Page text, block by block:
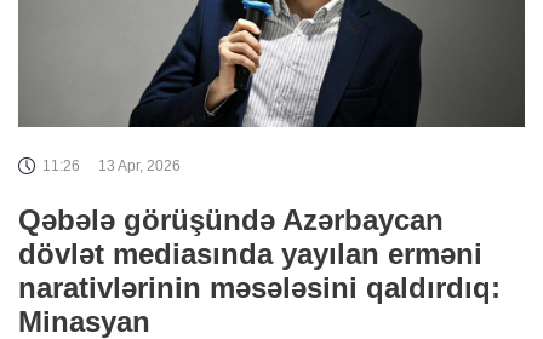
11:26 13 Apr, 2026
Qəbələ görüşündə Azərbaycan
dövlət mediasında yayılan erməni
narativlərinin məsələsini qaldırdıq:
Minasyan